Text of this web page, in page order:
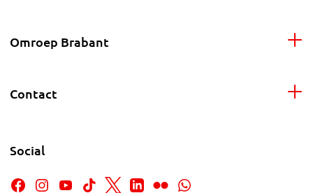
Omroep Brabant
Contact
Social